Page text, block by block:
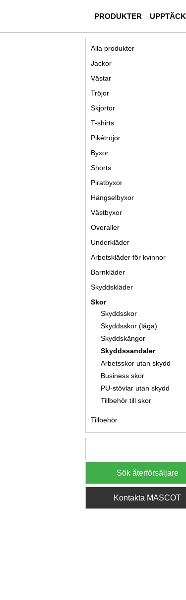
PRODUKTER UPPTÄCK
Alla produkter
Jackor
Västar
Tröjor
Skjortor
T-shirts
Pikétröjor
Byxor
Shorts
Piratbyxor
Hängselbyxor
Västbyxor
Overaller
Underkläder
Arbetskläder för kvinnor
Barnkläder
Skyddskläder
Skor
Skyddsskor
Skyddsskor (låga)
Skyddskängor
Skyddssandaler
Arbetsskor utan skydd
Business skor
PU-stövlar utan skydd
Tillbehör till skor
Tillbehör
Sök återförsäljare
Kontakta MASCOT